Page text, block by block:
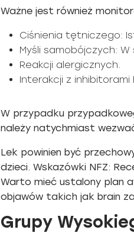
Ważne jest również
Ciśnienia tętniczego:
Myśli samobójczych:
Reakcji alergicznych.
Interakcji z inhibitorami
W przypadku
należy natychmiast
Lek powinien być
dzieci. Wskazówki NFZ:
Warto mieć ustalony plan
objawów takich jak brain
Grupy